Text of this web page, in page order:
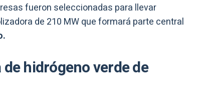
fueron seleccionadas para llevar
de 210 MW que formará parte central
hidrógeno verde de